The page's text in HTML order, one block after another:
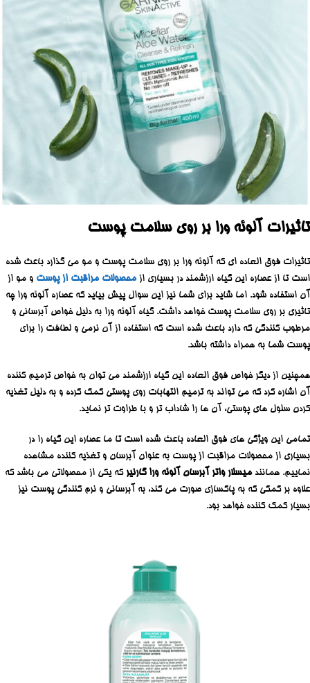
تاثیرات آلوئه ورا بر روی سلامت پوست
تاثیرات فوق العاده ای که آلوئه ورا بر روی سلامت پوست و مو می گذارد باعث شده
است تا از عصاره این گیاه ارزشمند در بسیاری ازمحصولات مراقبت از پوست و مو از
آن استفاده شود. اما شاید برای شما نیز این سوال پیش بیاید که عصاره آلوئه ورا چه
تاثیری بر روی سلامت پوست خواهد داشت. گیاه آلوئه ورا به دلیل خواص آبرسانی و
مرطوب کنندگی که دارد باعث شده است که استفاده از آن نرمی و لطافت را برای
پوست شما به همراه داشته باشد.
همچنین از دیگر خواص فوق العاده این گیاه ارزشمند می توان به خواص ترمیم کننده
آن اشاره کرد که می تواند به ترمیم التهابات روی پوستی کمک کرده و به دلیل تغذیه
کردن سلول های پوستی، آن ها را شاداب تر و با طراوت تر نماید.
تمامی این ویژگی های فوق العاده باعث شده است تا ما عصاره این گیاه را در
بسیاری از محصولات مراقبت از پوست به عنوان آبرسان و تغذیه کننده مشاهده
نماییم. همانندمیسلار واتر آبرسان آلوئه ورا گارنیر که یکی از محصولاتی می باشد که
علاوه بر کمکی که به پاکسازی صورت می کند، به آبرسانی و نرم کنندگی پوست نیز
بسیار کمک کننده خواهد بود.